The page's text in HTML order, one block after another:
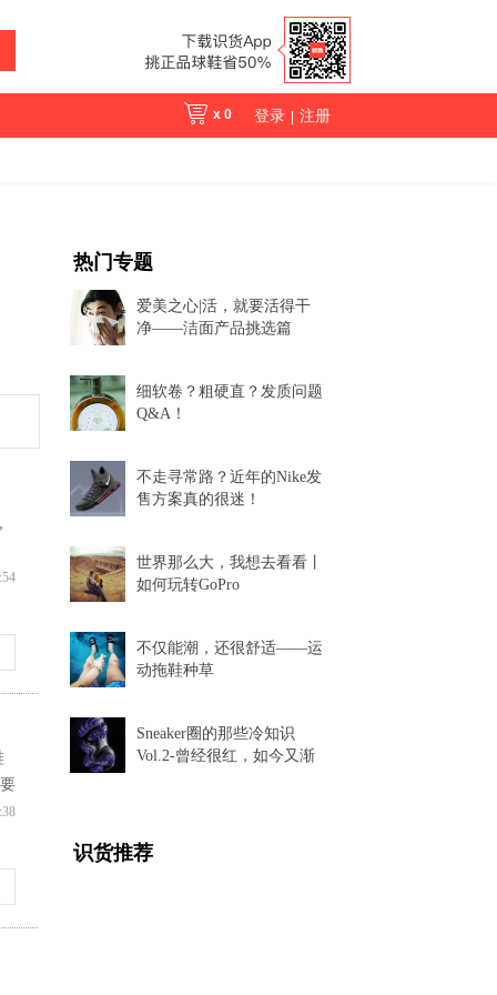
x 0 登录 注册
热门专题
爱美之心|活，就要活得干
净——洁面产品挑选篇
细软卷？粗硬直？发质问题
Q&A！
不走寻常路？近年的Nike发
售方案真的很迷！
世界那么大，我想去看看丨
如何玩转GoPro
不仅能潮，还很舒适——运
动拖鞋种草
Sneaker圈的那些冷知识
Vol.2-曾经很红，如今又渐
识货推荐